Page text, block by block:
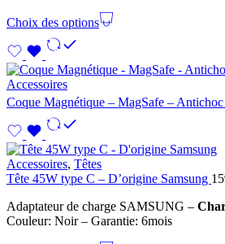
Choix des options
Accessoires
Coque Magnétique – MagSafe – Antichoc
Accessoires, Têtes
Tête 45W type C – D’origine Samsung
Adaptateur de charge SAMSUNG –
Couleur: Noir – Garantie: 6mois